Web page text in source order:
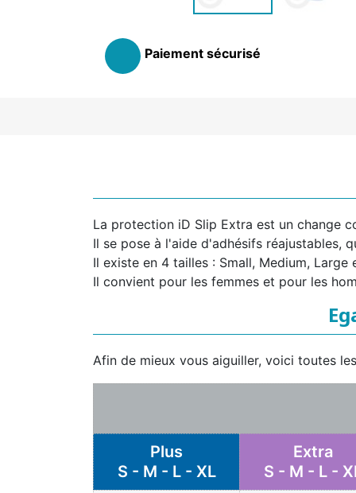
Paiement sécurisé
La protection iD Slip Extra est un change
Il se pose à l'aide d'adhésifs réajustables,
Il existe en 4 tailles : Small, Medium, Large
Il convient pour les femmes et pour les
Afin de mieux vous aiguiller, voici toutes
Plus
S - M - L - XL
Extra
S - M - L -